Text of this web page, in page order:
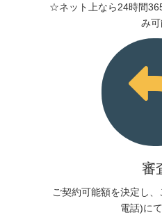
☆ネット上なら24時間
み
審
ご契約可能額を決定し
電話)に